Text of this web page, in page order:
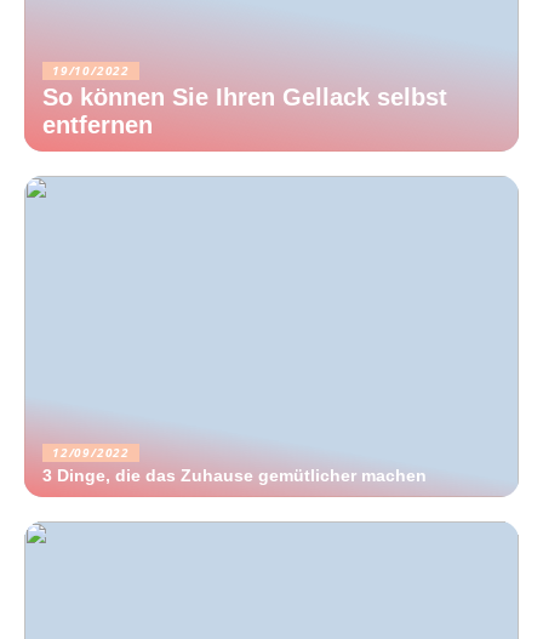
19/10/2022
So können Sie Ihren Gellack selbst
entfernen
12/09/2022
3 Dinge, die das Zuhause gemütlicher machen